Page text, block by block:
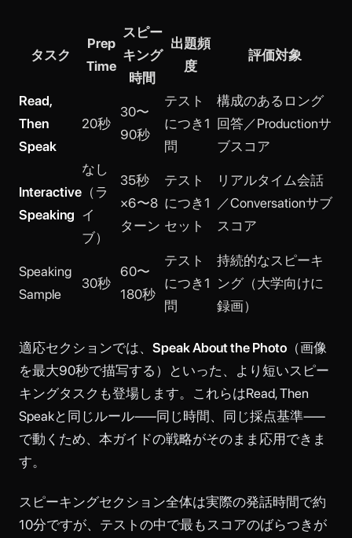
タスク
Prep
Time
スピー
キング
時間
出題頻
度
評価対象
Read,
Then
Speak
20秒
30〜
90秒
テスト
につき1
問
構成のあるロング
回答／Productionサ
ブスコア
Interactive
Speaking
なし
（ラ
イ
ブ）
35秒
×6〜8
ターン
テスト
につき1
セット
リアルタイム会話
／Conversationサブ
スコア
Speaking
Sample
30秒
60〜
180秒
テスト
につき1
問
持続的なスピーキ
ング（大学向けに
録画）
適応セクションでは、 Speak About the Photo （画像
を最大90秒で描写する）といった、より短いスピー
キングタスクも登場します。これらはRead, Then
Speakと同じルール——同じ時間、同じ採点基準——
で動くため、本ガイドの戦略がそのまま応用できま
す。
スピーキングセクション全体は実際の発話時間で約
10分ですが、テストの中で最もスコアのばらつきが